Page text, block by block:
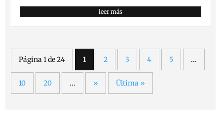
leer más
Página 1 de 24 1 2 3 4 5 ...
10 20 ... » Última »